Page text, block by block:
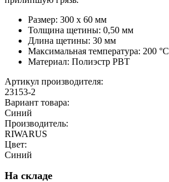
Размер: 300 x 60 мм
Толщина щетины: 0,50 мм
Длина щетины: 30 мм
Максимальная температура: 200 °С
Материал: Полиэстр РВТ
Артикул производителя:
23153-2
Вариант товара:
Синий
Производитель:
RIWARUS
Цвет:
Синий
На складе